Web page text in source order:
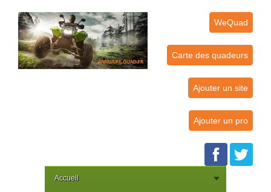
WeQuad
Carte des quadeurs
Ajouter un site
Ajouter un pro
Accueil